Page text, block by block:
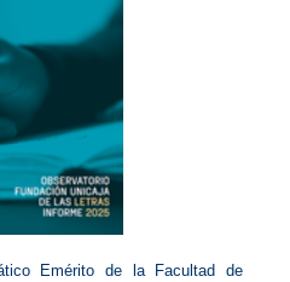
Emérito de la Facultad de